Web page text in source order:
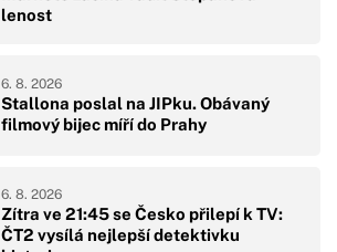
lenost
Stallona poslal na JIPku. Obávaný
filmový bijec míří do Prahy
6. 8. 2026
Zítra ve 21:45 se Česko přilepí k TV:
ČT2 vysílá nejlepší detektivku
6. 8. 2026